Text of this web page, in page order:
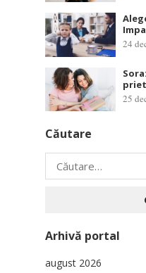
24
25
Căutare
Caută
după:
Arhivă portal
august 2026